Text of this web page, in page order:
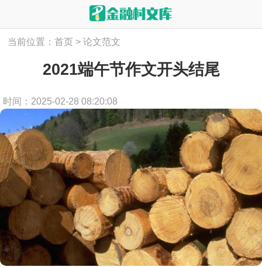
当前位置：首页 > 论文范文
2021端午节作文开头结尾
时间：2025-02-28 08:20:08